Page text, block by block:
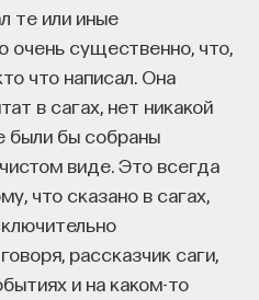
те или иные
очень существенно, что,
что написал. Она
в сагах, нет никакой
были бы собраны
виде. Это всегда
что сказано в сагах,
рассказчик саги,
и на каком-то
в дело
ПОСТНАУКУ